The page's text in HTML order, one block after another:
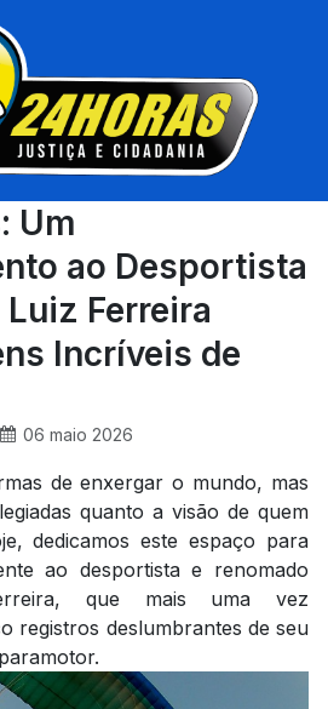
Um
ao Desportista
Ferreira
Incríveis de
06 maio 2026
de enxergar o mundo, mas
quanto a visão de quem
dedicamos este espaço para
ao desportista e renomado
que mais uma vez
registros deslumbrantes de seu